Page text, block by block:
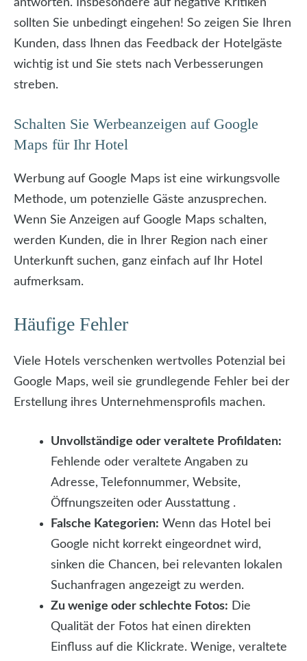
antworten. Insbesondere auf negative Kritiken
sollten Sie unbedingt eingehen! So zeigen Sie Ihren
Kunden, dass Ihnen das Feedback der Hotelgäste
wichtig ist und Sie stets nach Verbesserungen
streben.
Schalten Sie Werbeanzeigen auf Google
Maps für Ihr Hotel
Werbung auf Google Maps ist eine wirkungsvolle
Methode, um potenzielle Gäste anzusprechen.
Wenn Sie Anzeigen auf Google Maps schalten,
werden Kunden, die in Ihrer Region nach einer
Unterkunft suchen, ganz einfach auf Ihr Hotel
aufmerksam.
Häufige Fehler
Viele Hotels verschenken wertvolles Potenzial bei
Google Maps, weil sie grundlegende Fehler bei der
Erstellung ihres Unternehmensprofils machen.
Unvollständige oder veraltete Profildaten:
Fehlende oder veraltete Angaben zu
Adresse, Telefonnummer, Website,
Öffnungszeiten oder Ausstattung .
Falsche Kategorien: Wenn das Hotel bei
Google nicht korrekt eingeordnet wird,
sinken die Chancen, bei relevanten lokalen
Suchanfragen angezeigt zu werden.
Zu wenige oder schlechte Fotos: Die
Qualität der Fotos hat einen direkten
Einfluss auf die Klickrate. Wenige, veraltete